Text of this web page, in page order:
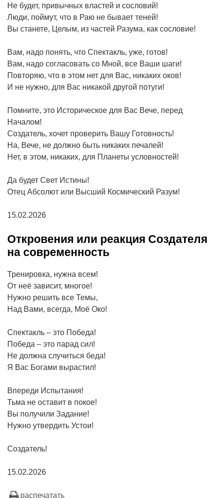
Не будет, привычных властей и сословий!
Люди, поймут, что в Раю не бывает теней!
Вы станете, Целым, из частей Разума, как сословие!
Вам, надо понять, что Спектакль, уже, готов!
Вам, надо согласовать со Мной, все Ваши шаги!
Повторяю, что в этом нет для Вас, никаких оков!
И не нужно, для Вас никакой другой потуги!
Помните, это Историческое для Вас Вече, перед
Началом!
Создатель, хочет проверить Вашу Готовность!
На, Вече, не должно быть никаких печалей!
Нет, в этом, никаких, для Планеты условностей!
Да будет Свет Истины!
Отец Абсолют или Высший Космический Разум!
15.02.2026
Откровения или реакция Создателя
на современность
Тренировка, нужна всем!
От неё зависит, многое!
Нужно решить все Темы,
Над Вами, всегда, Моё Око!
Спектакль – это Победа!
Победа – это парад сил!
Не должна случиться беда!
Я Вас Богами вырастил!
Впереди Испытания!
Тьма не оставит в покое!
Вы получили Задание!
Нужно утвердить Устои!
Создатель!
15.02.2026
распечатать